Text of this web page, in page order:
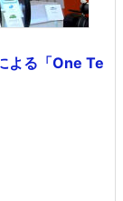
よる「One Te